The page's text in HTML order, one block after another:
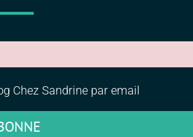
Chez Sandrine par email